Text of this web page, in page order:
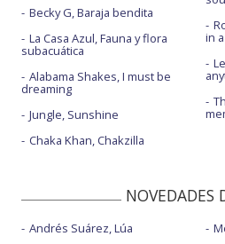
Becky G, Baraja bendita
La Casa Azul, Fauna y flora
subacuática
Alabama Shakes, I must be
dreaming
Jungle, Sunshine
Chaka Khan, Chakzilla
in
NOVEDADES
Andrés Suárez, Lúa